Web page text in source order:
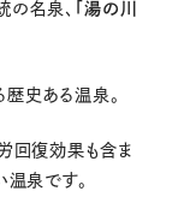
の名泉、
「湯の川
史ある温泉。
回復効果も含ま
温泉です。